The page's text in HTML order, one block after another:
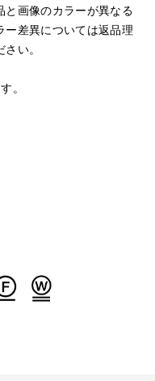
と画像のカラーが異なる
ー差異については返品理
い。
。